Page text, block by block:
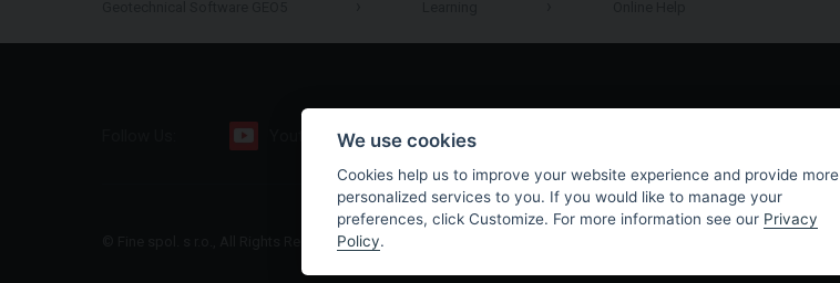
Facebook
© Fine spol. s r.o., All Rights Reserved |Sitemap
We use cookies
Cookies help us to improve your website experience and provide more
personalized services to you. If you would like to manage your
preferences, click Customize. For more information see our Privacy
Policy.